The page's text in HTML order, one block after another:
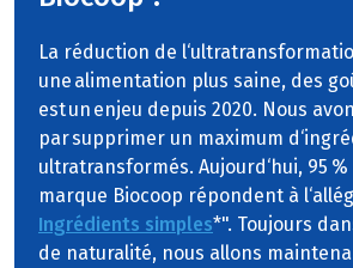
La réduction de
une alimentation plus saine, des
est un enjeu depuis 2020. Nous
par supprimer un maximum
ultratransformés. Aujourd‘hui, 95
marque Biocoop répondent à
Ingrédients simples*". Toujours
de naturalité, nous allons